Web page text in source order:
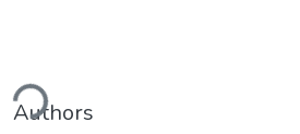
Authors